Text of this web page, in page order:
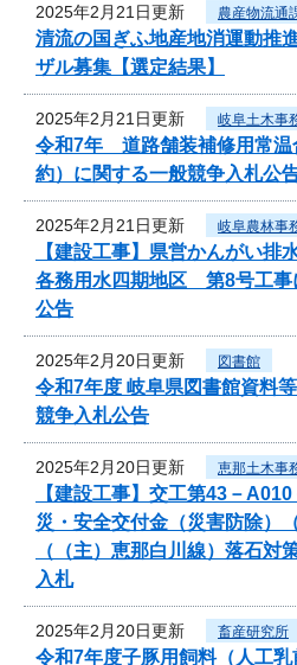
2025年2月21日更新 農産物流通
清流の国ぎふ地産地消運動推
ザル募集【選定結果】
2025年2月21日更新 岐阜土木事
令和7年 道路舗装補修用常温
約）に関する一般競争入札公
2025年2月21日更新 岐阜農林事
【建設工事】県営かんがい排
各務用水四期地区 第8号工事
公告
2025年2月20日更新 図書館
令和7年度 岐阜県図書館資料
競争入札公告
2025年2月20日更新 恵那土木事
【建設工事】交工第43－
災・安全交付金（災害防除）
（（主）恵那白川線）落石対
入札
2025年2月20日更新 畜産研究所
令和7年度子豚用飼料（人工